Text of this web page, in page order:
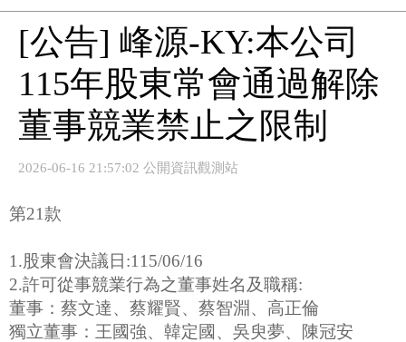
[公告] 峰源-KY:本公司
115年股東常會通過解除
董事競業禁止之限制
2026-06-16 21:57:02 公開資訊觀測站
第21款
1.股東會決議日:115/06/16
2.許可從事競業行為之董事姓名及職稱:
董事：蔡文達、蔡耀賢、蔡智淵、高正倫
獨立董事：王國強、韓定國、吳臾夢、陳冠安